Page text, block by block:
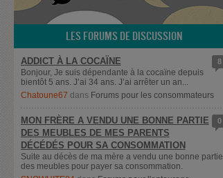
LES FORUMS DE DISCUSSION
8
ADDICT À LA COCAÏNE
Bonjour, Je suis dépendante à la cocaïne depuis
bientôt 5 ans. J’ai 34 ans. J’ai arrêter un an...
Chatoune67 dans Forums pour les consommateurs
0
MON FRÈRE A VENDU UNE BONNE PARTIE
DES MEUBLES DE MES PARENTS
DÉCÉDÉS POUR SA CONSOMMATION
Suite au décès de ma mère a vendu une bonne partie
des meubles pour payer sa consommation.